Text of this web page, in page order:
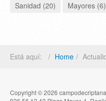
Sanidad (20)
Mayores (6)
Está aquí: Home
Copyright © 2026